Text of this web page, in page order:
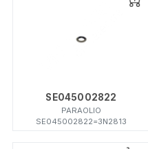
SE045002822
PARAOLIO
SE045002822=3N2813